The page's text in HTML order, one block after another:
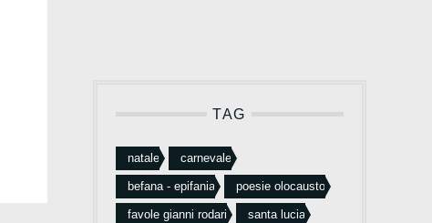
TAG
natale carnevale
befana - epifania poesie olocausto
favole gianni rodari santa lucia